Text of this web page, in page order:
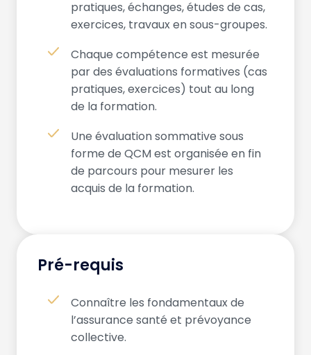
pratiques, échanges, études de cas,
exercices, travaux en sous-groupes.
Chaque compétence est mesurée
par des évaluations formatives (cas
pratiques, exercices) tout au long
de la formation.
Une évaluation sommative sous
forme de QCM est organisée en fin
de parcours pour mesurer les
acquis de la formation.
Pré-requis
Connaître les fondamentaux de
l’assurance santé et prévoyance
collective.